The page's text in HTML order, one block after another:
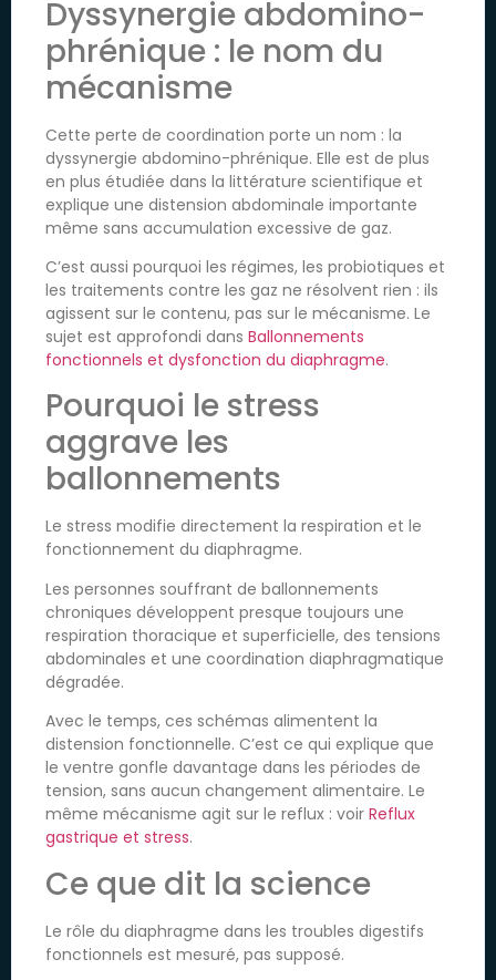
Dyssynergie abdomino-
phrénique : le nom du
mécanisme
Cette perte de coordination porte un nom : la
dyssynergie abdomino-phrénique. Elle est de plus
en plus étudiée dans la littérature scientifique et
explique une distension abdominale importante
même sans accumulation excessive de gaz.
C’est aussi pourquoi les régimes, les probiotiques et
les traitements contre les gaz ne résolvent rien : ils
agissent sur le contenu, pas sur le mécanisme. Le
sujet est approfondi dans Ballonnements
fonctionnels et dysfonction du diaphragme.
Pourquoi le stress
aggrave les
ballonnements
Le stress modifie directement la respiration et le
fonctionnement du diaphragme.
Les personnes souffrant de ballonnements
chroniques développent presque toujours une
respiration thoracique et superficielle, des tensions
abdominales et une coordination diaphragmatique
dégradée.
Avec le temps, ces schémas alimentent la
distension fonctionnelle. C’est ce qui explique que
le ventre gonfle davantage dans les périodes de
tension, sans aucun changement alimentaire. Le
même mécanisme agit sur le reflux : voir Reflux
gastrique et stress.
Ce que dit la science
Le rôle du diaphragme dans les troubles digestifs
fonctionnels est mesuré, pas supposé.